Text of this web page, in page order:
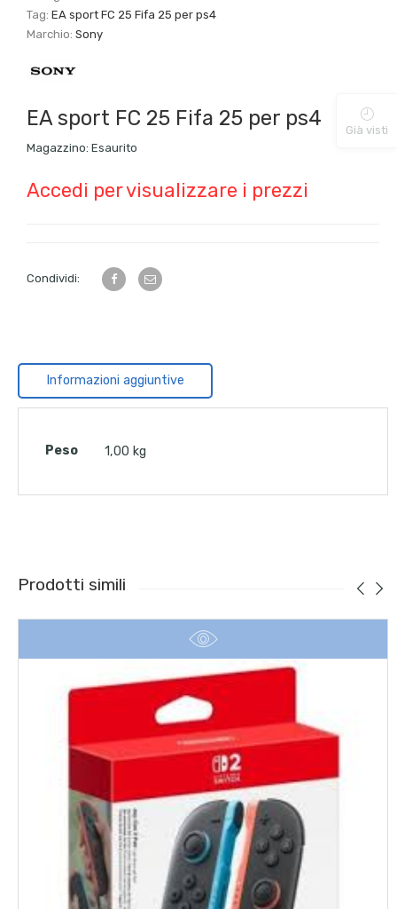
Tag:EA sport FC 25 Fifa 25 per ps4
Marchio:Sony
EA sport FC 25 Fifa 25 per ps4
Magazzino: Esaurito
Accedi per visualizzare i prezzi
Condividi:
Informazioni aggiuntive
Peso 1,00 kg
Prodotti simili
Già visti